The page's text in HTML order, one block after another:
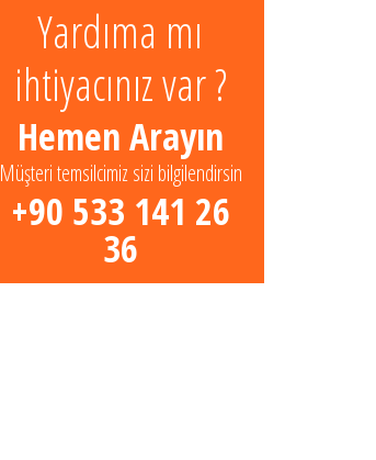
Yardıma mı
ihtiyacınız var ?
Hemen Arayın
Müşteri temsilcimiz sizi bilgilendirsin
+90 533 141 26
36